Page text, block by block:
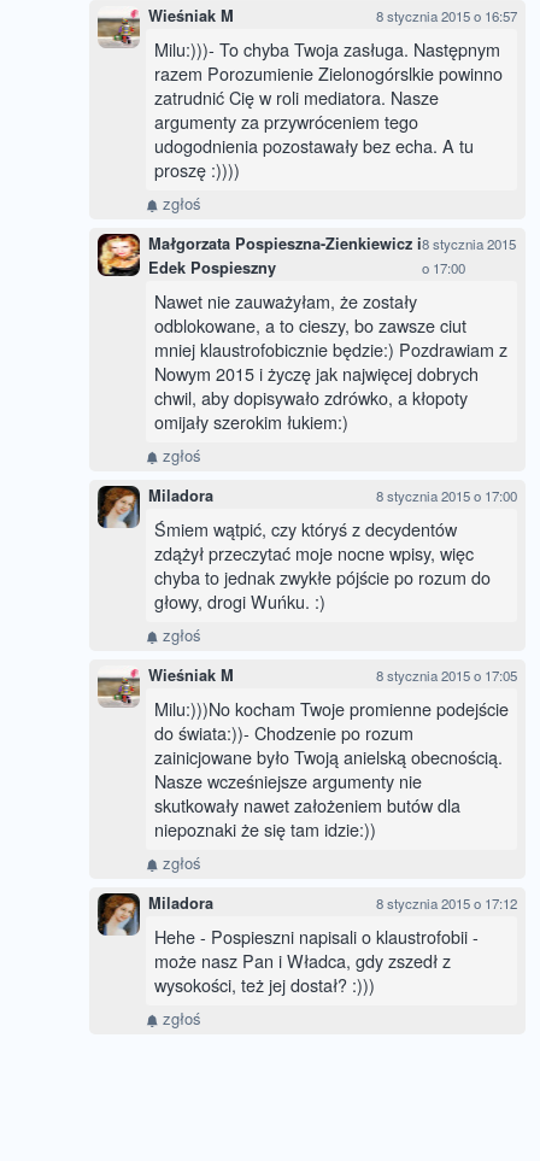
Wieśniak M 8 stycznia 2015 o 16:57
Milu:)))- To chyba Twoja zasługa. Następnym
razem Porozumienie Zielonogórslkie powinno
zatrudnić Cię w roli mediatora. Nasze
argumenty za przywróceniem tego
udogodnienia pozostawały bez echa. A tu
proszę :))))
zgłoś
Małgorzata Pospieszna-Zienkiewicz i
Edek Pospieszny
8 stycznia 2015
o 17:00
Nawet nie zauważyłam, że zostały
odblokowane, a to cieszy, bo zawsze ciut
mniej klaustrofobicznie będzie:) Pozdrawiam z
Nowym 2015 i życzę jak najwięcej dobrych
chwil, aby dopisywało zdrówko, a kłopoty
omijały szerokim łukiem:)
zgłoś
Miladora 8 stycznia 2015 o 17:00
Śmiem wątpić, czy któryś z decydentów
zdążył przeczytać moje nocne wpisy, więc
chyba to jednak zwykłe pójście po rozum do
głowy, drogi Wuńku. :)
zgłoś
Wieśniak M 8 stycznia 2015 o 17:05
Milu:)))No kocham Twoje promienne podejście
do świata:))- Chodzenie po rozum
zainicjowane było Twoją anielską obecnością.
Nasze wcześniejsze argumenty nie
skutkowały nawet założeniem butów dla
niepoznaki że się tam idzie:))
zgłoś
Miladora 8 stycznia 2015 o 17:12
Hehe - Pospieszni napisali o klaustrofobii -
może nasz Pan i Władca, gdy zszedł z
wysokości, też jej dostał? :)))
zgłoś